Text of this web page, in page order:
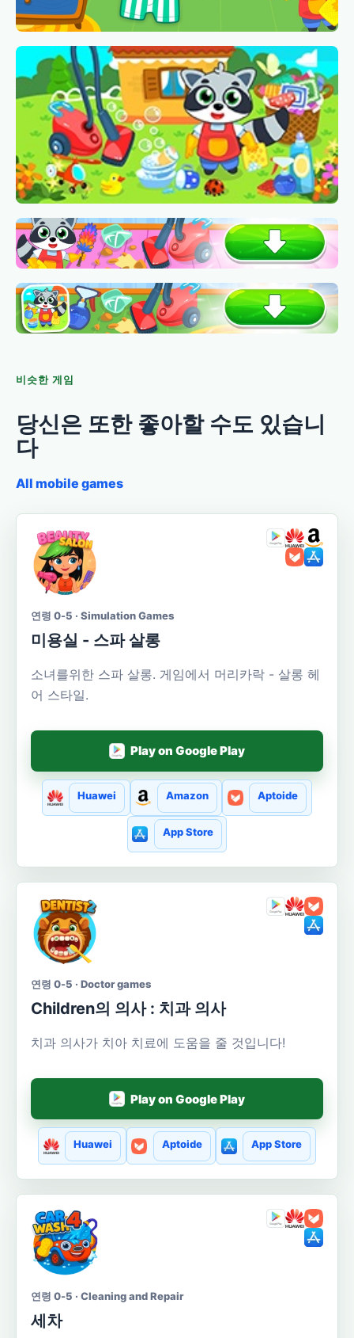
비슷한 게임
당신은 또한 좋아할 수도 있습니
다
All mobile games
연령 0-5 · Simulation Games
미용실 - 스파 살롱
소녀를위한 스파 살롱. 게임에서 머리카락 - 살롱 헤
어 스타일.
Play on Google Play
Huawei Amazon Aptoide
App Store
연령 0-5 · Doctor games
Сhildren의 의사 : 치과 의사
치과 의사가 치아 치료에 도움을 줄 것입니다!
Play on Google Play
Huawei Aptoide App Store
연령 0-5 · Cleaning and Repair
세차